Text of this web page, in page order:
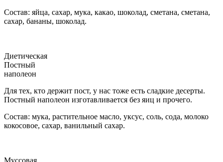
Состав: яйца, сахар, мука, какао, шоколад, сметана, сметана,
сахар, бананы, шоколад.
Диетическая
Постный
наполеон
Для тех, кто держит пост, у нас тоже есть сладкие десерты.
Постный наполеон изготавливается без яиц и прочего.
Состав: мука, растительное масло, уксус, соль, сода, молоко
кокосовое, сахар, ванильный сахар.
Муссовая